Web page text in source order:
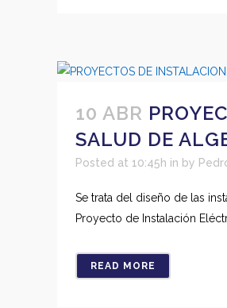
10 ABR
SALUD DE
Posted at 10:45h in by
Se trata del diseño de las
Proyecto de Instalación
READ MORE